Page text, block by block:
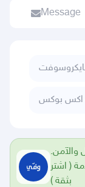
Message
والآمن.
( اشتر
بثقة )